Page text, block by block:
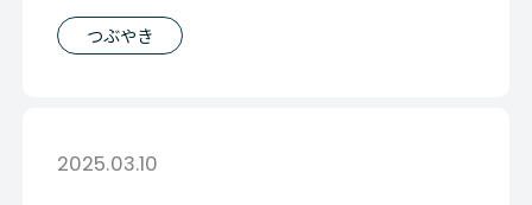
ます。」 から始まった会話でしたが 忙
つぶやき
2025.03.10